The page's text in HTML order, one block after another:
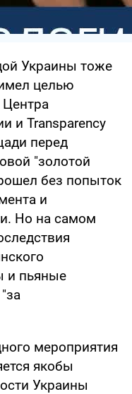
Украины тоже
целью
Центра
и Transparency
перед
"золотой
без попыток
и
Но на самом
и пьяные
мероприятия
якобы
Украины